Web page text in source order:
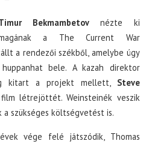
Bekmambetov nézte ki
a The Current War
a rendezői székből, amelybe úgy
bele. A kazah direktor
kitart a projekt mellett, Steve
létrejöttét. Weinsteinék veszik
szükséges költségvetést is.
vége felé játszódik, Thomas